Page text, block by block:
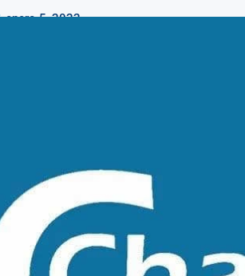
enero 5, 2022